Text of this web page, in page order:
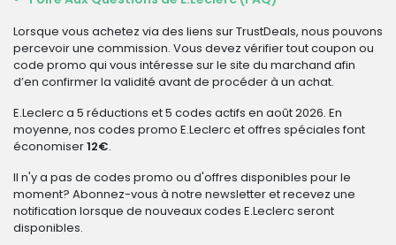
Lorsque vous achetez via des liens sur TrustDeals, nous pouvons
percevoir une commission. Vous devez vérifier tout coupon ou
code promo qui vous intéresse sur le site du marchand afin
d’en confirmer la validité avant de procéder à un achat.
E.Leclerc a 5 réductions et 5 codes actifs en août 2026. En
moyenne, nos codes promo E.Leclerc et offres spéciales font
économiser12€.
Il n'y a pas de codes promo ou d'offres disponibles pour le
moment? Abonnez-vous à notre newsletter et recevez une
notification lorsque de nouveaux codes E.Leclerc seront
disponibles.